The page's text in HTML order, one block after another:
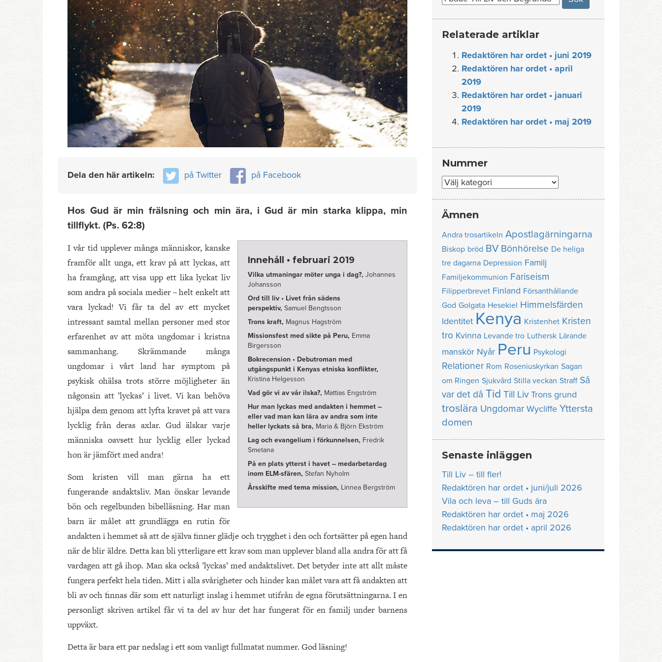
Dela den här artikeln: på Twitter på Facebook
Hos Gud är min frälsning och min ära, i Gud är min starka klippa, min
tillflykt. (Ps. 62:8)
Innehåll • februari 2019
Vilka utmaningar möter unga i dag?, Johannes
Johansson
Ord till liv • Livet från sädens
perspektiv, Samuel Bengtsson
Trons kraft, Magnus Hagström
Missionsfest med sikte på Peru, Emma
Birgersson
Bokrecension • Debutroman med
utgångspunkt i Kenyas etniska konflikter,
Kristina Helgesson
Vad gör vi av vår ilska?, Mattias Engström
Hur man lyckas med andakten i hemmet –
eller vad man kan lära av andra som inte
heller lyckats så bra, Maria & Björn Ekström
Lag och evangelium i förkunnelsen, Fredrik
Smetana
På en plats ytterst i havet – medarbetardag
inom ELM-sfären, Stefan Nyholm
Årsskifte med tema mission, Linnea Bergström
I vår tid upplever många människor, kanske
framför allt unga, ett krav på att lyckas, att
ha framgång, att visa upp ett lika lyckat liv
som andra på sociala medier – helt enkelt att
vara lyckad! Vi får ta del av ett mycket
intressant samtal mellan personer med stor
erfarenhet av att möta ungdomar i kristna
sammanhang. Skrämmande många
ungdomar i vårt land har symptom på
psykisk ohälsa trots större möjligheter än
någonsin att ’lyckas’ i livet. Vi kan behöva
hjälpa dem genom att lyfta kravet på att vara
lycklig från deras axlar. Gud älskar varje
människa oavsett hur lycklig eller lyckad
hon är jämfört med andra!
Som kristen vill man gärna ha ett
fungerande andaktsliv. Man önskar levande
bön och regelbunden bibelläsning. Har man
barn är målet att grundlägga en rutin för
andakten i hemmet så att de själva finner glädje och trygghet i den och fortsätter på egen hand
när de blir äldre. Detta kan bli ytterligare ett krav som man upplever bland alla andra för att få
vardagen att gå ihop. Man ska också ’lyckas’ med andaktslivet. Det betyder inte att allt måste
fungera perfekt hela tiden. Mitt i alla svårigheter och hinder kan målet vara att få andakten att
bli av och finnas där som ett naturligt inslag i hemmet utifrån de egna förutsättningarna. I en
personligt skriven artikel får vi ta del av hur det har fungerat för en familj under barnens
uppväxt.
Detta är bara ett par nedslag i ett som vanligt fullmatat nummer. God läsning!
Relaterade artiklar
Redaktören har ordet • juni 2019
Redaktören har ordet • april
2019
Redaktören har ordet • januari
2019
Redaktören har ordet • maj 2019
Nummer
Nummer
Ämnen
Andra trosartikeln Apostlagärningarna
Biskop bröd BV Bönhörelse De heliga
tre dagarna Depression Familj
Familjekommunion Fariseism
Filipperbrevet Finland Försanthållande
God Golgata Hesekiel Himmelsfärden
Identitet Kenya Kristenhet Kristen
tro Kvinna Levande tro Luthersk Lärande
manskör Nyår Peru Psykologi
Relationer Rom Roseniuskyrkan Sagan
om Ringen Sjukvård Stilla veckan Straff Så
var det då Tid Till Liv Trons grund
troslära Ungdomar Wycliffe Yttersta
domen
Senaste inläggen
Till Liv – till fler!
Redaktören har ordet • juni/juli 2026
Vila och leva – till Guds ära
Redaktören har ordet • maj 2026
Redaktören har ordet • april 2026